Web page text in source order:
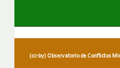
(cc-by) Observatorio de Conflictos